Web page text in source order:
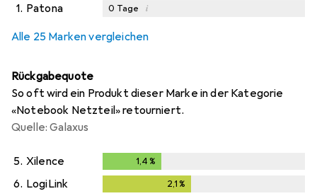
1. Patona 0 Tage i
Alle 25 Marken vergleichen
Rückgabequote
So oft wird ein Produkt dieser Marke in der Kategorie
«Notebook Netzteil» retourniert.
Quelle: Galaxus
5. Xilence 1,4 %
6. LogiLink 2,1 %